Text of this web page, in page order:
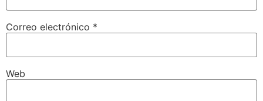
Correo electrónico *
Web